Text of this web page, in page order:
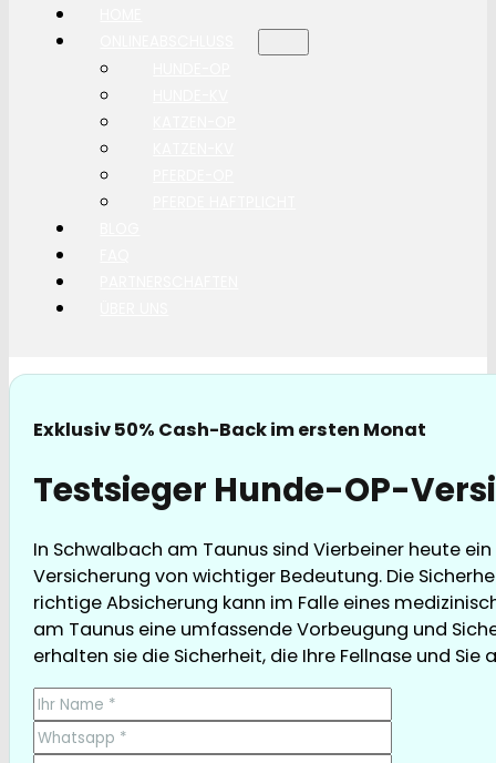
Exklusiv 50% Cash-Back im ersten Monat
Testsieger Hunde-OP-
In Schwalbach am Taunus sind Vierbeiner heute
Versicherung von wichtiger Bedeutung. Die
richtige Absicherung kann im Falle eines
am Taunus eine umfassende Vorbeugung und
erhalten sie die Sicherheit, die Ihre Fellnase und Sie